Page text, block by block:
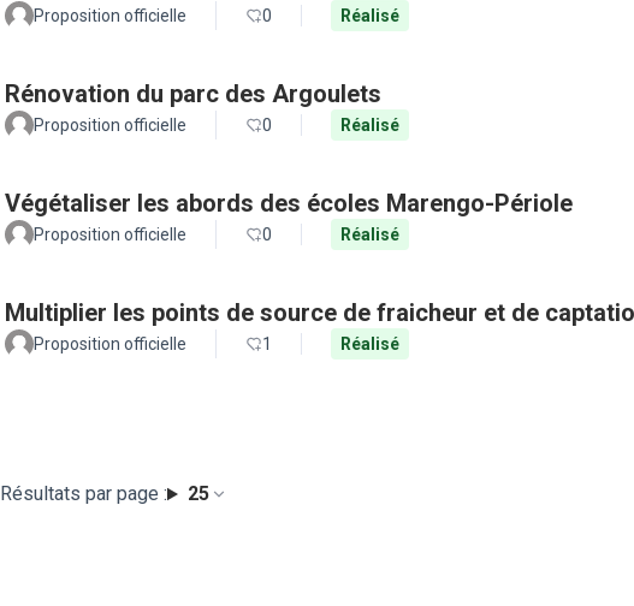
Proposition officielle 0 Réalisé
Rénovation du parc des Argoulets
Proposition officielle 0 Réalisé
Végétaliser les abords des écoles Marengo-Périole
Proposition officielle 0 Réalisé
Multiplier les points de source de fraicheur et de
Proposition officielle 1 Réalisé
Résultats par page : 25